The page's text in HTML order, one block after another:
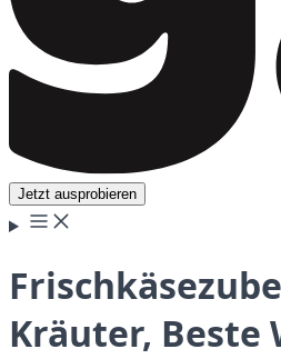
Jetzt ausprobieren
Kräuter, Beste